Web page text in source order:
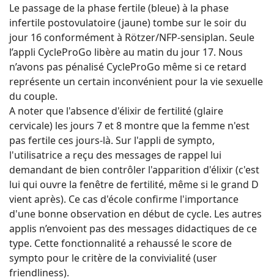
Le passage de la phase fertile (bleue) à la phase
infertile postovulatoire (jaune) tombe sur le soir du
jour 16 conformément à Rötzer/NFP-sensiplan. Seule
l’appli CycleProGo libère au matin du jour 17. Nous
n’avons pas pénalisé CycleProGo même si ce retard
représente un certain inconvénient pour la vie sexuelle
du couple.
A noter que l'absence d'élixir de fertilité (glaire
cervicale) les jours 7 et 8 montre que la femme n'est
pas fertile ces jours-là. Sur l'appli de sympto,
l'utilisatrice a reçu des messages de rappel lui
demandant de bien contrôler l'apparition d'élixir (c'est
lui qui ouvre la fenêtre de fertilité, même si le grand D
vient après). Ce cas d'école confirme l'importance
d'une bonne observation en début de cycle. Les autres
applis n’envoient pas des messages didactiques de ce
type. Cette fonctionnalité a rehaussé le score de
sympto pour le critère de la convivialité (user
friendliness).